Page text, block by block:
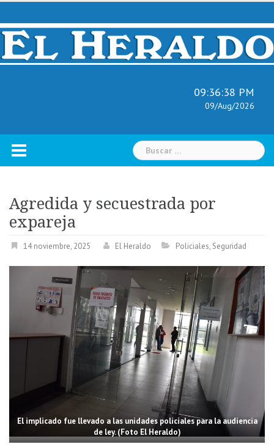
Skip
content
09:36:39 PM
09/Aug/2026
Buscar:
Agredida y secuestrada por
expareja
14 noviembre, 2025 El Heraldo Policiales, Seguridad
El implicado fue llevado a las unidades policiales para la audiencia
de ley. (Foto El Heraldo)